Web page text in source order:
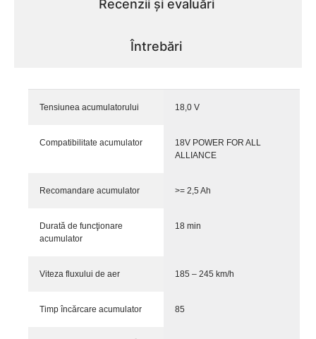
Recenzii și evaluări
Întrebări
Tensiunea acumulatorului 18,0 V
Compatibilitate acumulator
18V POWER FOR ALL
ALLIANCE
Recomandare acumulator >= 2,5 Ah
Durată de funcţionare
acumulator
18 min
Viteza fluxului de aer 185 – 245 km/h
Timp încărcare acumulator 85